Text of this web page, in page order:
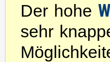
Der hohe
sehr